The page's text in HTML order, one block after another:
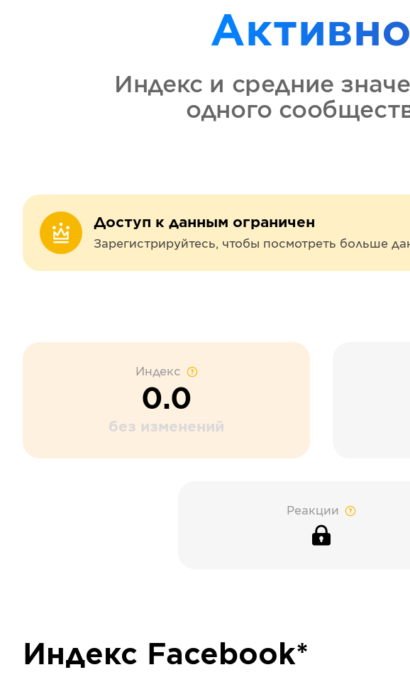
Индекс и средние
одного
Доступ к данным ограничен
Зарегистрируйтесь, чтобы посмотреть больше
Индекс
0.0
без изменений
Реакции
Индекс Facebook*